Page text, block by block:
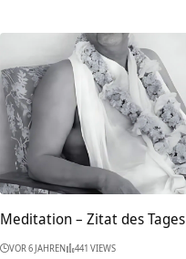
Meditation – Zitat des Tages
VOR 6 JAHREN 441 VIEWS